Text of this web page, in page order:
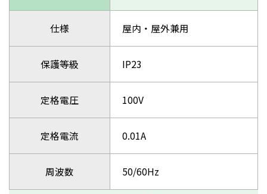
仕様 屋内・屋外兼用
保護等級 IP23
定格電圧 100V
定格電流 0.01A
周波数 50/60Hz